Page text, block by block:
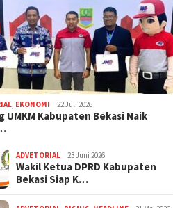
EKONOMI 22 Juli 2026
UMKM Kabupaten Bekasi Naik
ADVETORIAL 23 Juni 2026
Wakil Ketua DPRD Kabupaten
Bekasi Siap K…